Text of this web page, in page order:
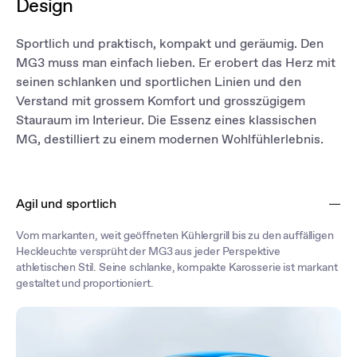
Design
Sportlich und praktisch, kompakt und geräumig. Den
MG3 muss man einfach lieben. Er erobert das Herz mit
seinen schlanken und sportlichen Linien und den
Verstand mit grossem Komfort und grosszügigem
Stauraum im Interieur. Die Essenz eines klassischen
MG, destilliert zu einem modernen Wohlfühlerlebnis.
Agil und sportlich
Vom markanten, weit geöffneten Kühlergrill bis zu den auffälligen
Heckleuchte versprüht der MG3 aus jeder Perspektive
athletischen Stil. Seine schlanke, kompakte Karosserie ist markant
gestaltet und proportioniert.